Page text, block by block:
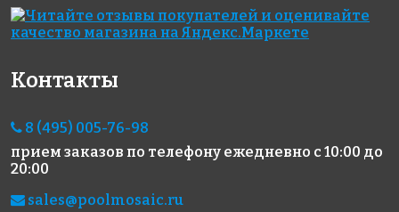
AKB001
на бумаге
327x327
AKB083
на бумаге
327x327
AKB088
на бумаге
327x327
1550 руб./м² 1550 руб./м²
Контакты
8 (495) 005-76-98
прием заказов по телефону ежедневно с 10:00 до
20:00
sales@poolmosaic.ru